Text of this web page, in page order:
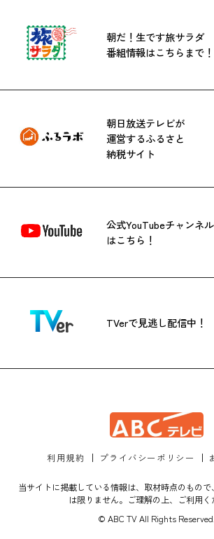
朝だ！生です旅サラダ
番組情報はこちらまで！
朝日放送テレビが
運営するふるさと
納税サイト
公式YouTubeチャンネル
はこちら！
TVerで見逃し配信中！
利用規約 プライバシーポリシー
当サイトに掲載している情報は、取材時点のもの
は限りません。ご理解の上、ご利用く
© ABC TV All Rights Reserved.